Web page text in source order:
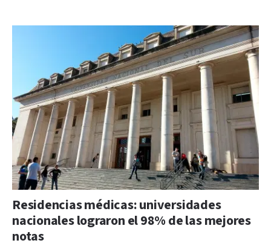
Residencias médicas: universidades
nacionales lograron el 98% de las mejores
notas